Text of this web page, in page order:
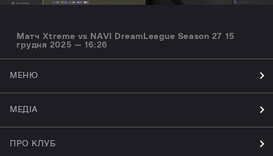
Матч Xtreme vs NAVI DreamLeague Season 27 15
грудня 2025 — 16:26
МЕНЮ
МЕДІА
ПРО КЛУБ